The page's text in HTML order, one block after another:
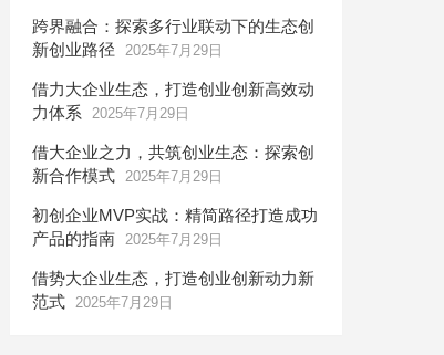
跨界融合：探索多行业联动下的生态创
新创业路径
2025年7月29日
借力大企业生态，打造创业创新高效动
力体系
2025年7月29日
借大企业之力，共筑创业生态：探索创
新合作模式 2025年7月29日
初创企业MVP实战：精简路径打造成功
产品的指南 2025年7月29日
借势大企业生态，打造创业创新动力新
范式 2025年7月29日